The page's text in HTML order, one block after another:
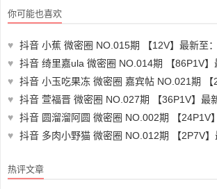
你可能也喜欢
♥ 抖音 小蕉 微密圈 NO.015期 【12V】最新至
♥ 抖音 绮里嘉ula 微密圈 NO.014期 【86P1V】最新至：
♥ 抖音 小玉吃果冻 微密圈 嘉宾帖 NO.021期 【21P】最新至：
♥ 抖音 萱福晋 微密圈 NO.027期 【36P1V】最新至：
♥ 抖音 圆溜溜阿圆 微密圈 NO.002期 【24P1V】
♥ 抖音 多肉小野猫 微密圈 NO.012期 【2P7V】最新至：
热评文章